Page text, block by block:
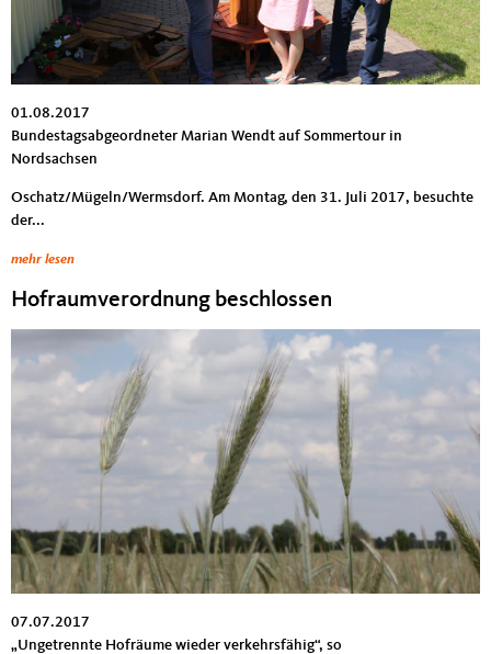
01.08.2017
Bundestagsabgeordneter Marian Wendt auf Sommertour in
Nordsachsen
Oschatz/Mügeln/Wermsdorf. Am Montag, den 31. Juli 2017, besuchte
der...
mehr lesen
Hofraumverordnung beschlossen
07.07.2017
„Ungetrennte Hofräume wieder verkehrsfähig“, so